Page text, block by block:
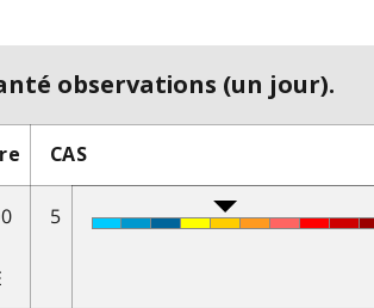
observations (un jour).
CAS
5